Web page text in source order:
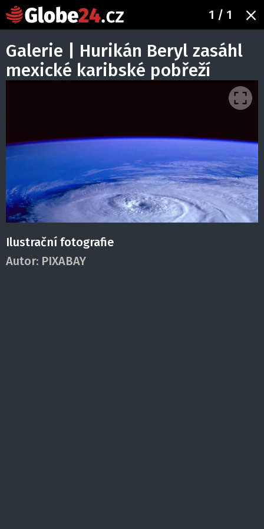
1 / 1
Galerie | Hurikán Beryl zasáhl
mexické karibské pobřeží
Ilustrační fotografie
Autor: PIXABAY